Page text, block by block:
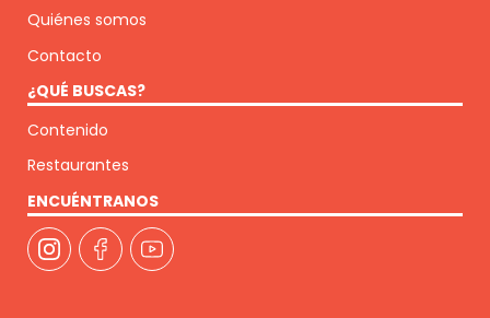
Quiénes somos
Contacto
¿QUÉ BUSCAS?
Contenido
Restaurantes
ENCUÉNTRANOS